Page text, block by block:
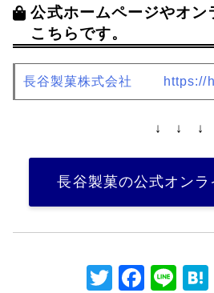
公式ホームページやオン
こちらです。
長谷製菓株式会社 https://
↓ ↓ ↓
長谷製菓の公式オン
T
F
Li